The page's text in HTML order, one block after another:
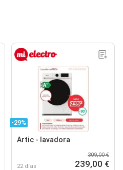
-29%
Artic - lavadora
22 días
309,00 €
239,00 €